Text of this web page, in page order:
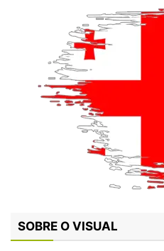
SOBRE O VISUAL